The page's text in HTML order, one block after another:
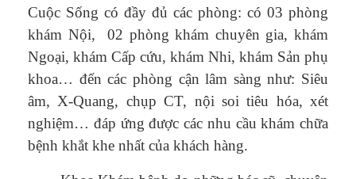
Cuộc Sống có đầy đủ các phòng: có 03 phòng
khám Nội, 02 phòng khám chuyên gia, khám
Ngoại, khám Cấp cứu, khám Nhi, khám Sản phụ
khoa… đến các phòng cận lâm sàng như: Siêu
âm, X-Quang, chụp CT, nội soi tiêu hóa, xét
nghiệm… đáp ứng được các nhu cầu khám chữa
bệnh khắt khe nhất của khách hàng.